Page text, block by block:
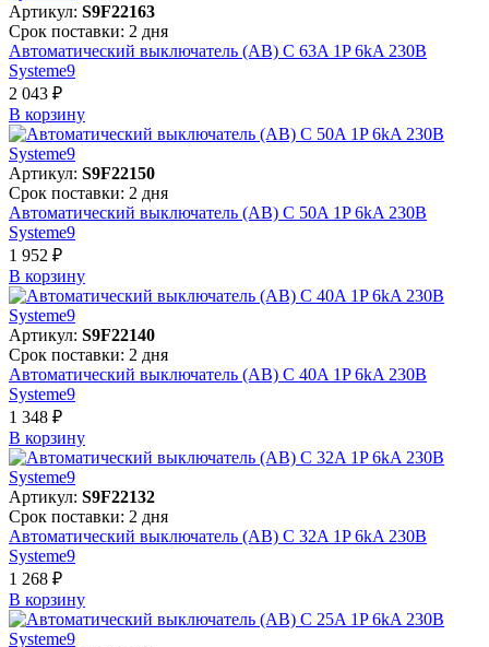
Артикул: S9F22163
Срок поставки: 2 дня
Автоматический выключатель (АВ) C 63A 1P 6kA 230В
Systeme9
2 043 ₽
В корзинy
Артикул: S9F22150
Срок поставки: 2 дня
Автоматический выключатель (АВ) C 50A 1P 6kA 230В
Systeme9
1 952 ₽
В корзинy
Артикул: S9F22140
Срок поставки: 2 дня
Автоматический выключатель (АВ) C 40A 1P 6kA 230В
Systeme9
1 348 ₽
В корзинy
Артикул: S9F22132
Срок поставки: 2 дня
Автоматический выключатель (АВ) C 32A 1P 6kA 230В
Systeme9
1 268 ₽
В корзинy